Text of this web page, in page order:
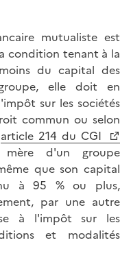
mutualiste est
condition tenant à la
du capital des
elle doit en
sur les sociétés
commun ou selon
article 214 du CGI
d'un groupe
que son capital
à 95 % ou plus,
par une autre
à l'impôt sur les
et modalités